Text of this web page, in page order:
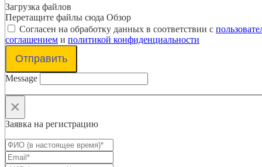
Загрузка файлов
Перетащите файлы сюда Обзор
Согласен на обработку данных в соответствии с
соглашением и политикой конфиденциальности
Отправить
Message
×
Заявка на регистрацию